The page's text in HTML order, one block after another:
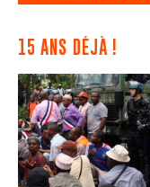
15 ANS DÉJÀ !